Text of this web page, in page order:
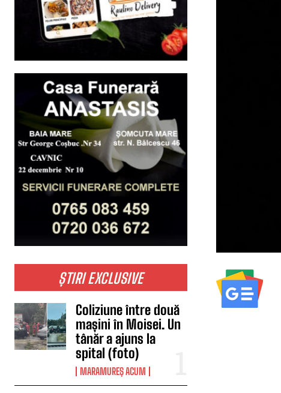
ȘTIRI EXCLUSIVE
Coliziune între două
mașini în Moisei. Un
tânăr a ajuns la
spital (foto)
MARAMUREȘ ACUM